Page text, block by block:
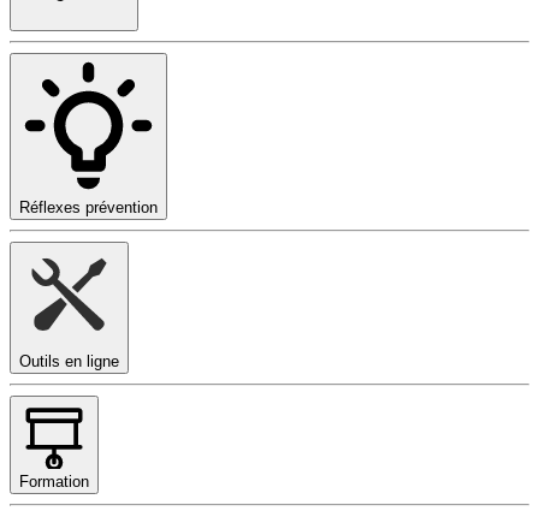
Réflexes prévention
Outils en ligne
Formation